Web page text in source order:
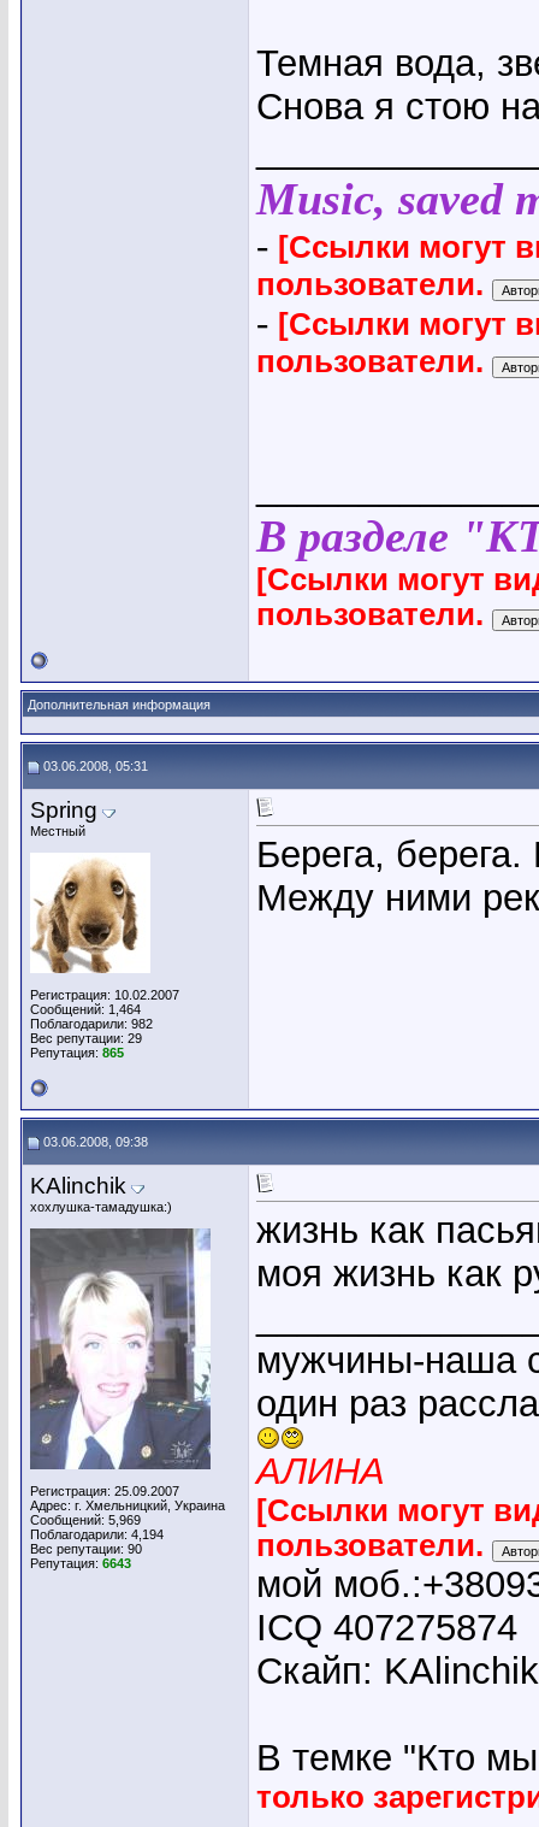
Темная вода,
Снова я стою
Music, saved
- [Ссылки могут
пользователи.
- [Ссылки могут
пользователи.
В разделе
[Ссылки могут
пользователи.
Дополнительная информация
03.06.2008, 05:31
Spring
Местный
Регистрация: 10.02.2007
Сообщений: 1,464
Поблагодарили: 982
Вес репутации: 29
Репутация: 865
Берега, берега.
Между ними
03.06.2008, 09:38
KAlinchik
хохлушка-тамадушка:)
Регистрация: 25.09.2007
Адрес: г. Хмельницкий, Украина
Сообщений: 5,969
Поблагодарили: 4,194
Вес репутации: 90
Репутация: 6643
жизнь как
моя жизнь как
мужчины-наша
один раз
АЛИНА
[Ссылки могут
пользователи.
мой
ICQ 407275874
Скайп:
В темке "Кто
только